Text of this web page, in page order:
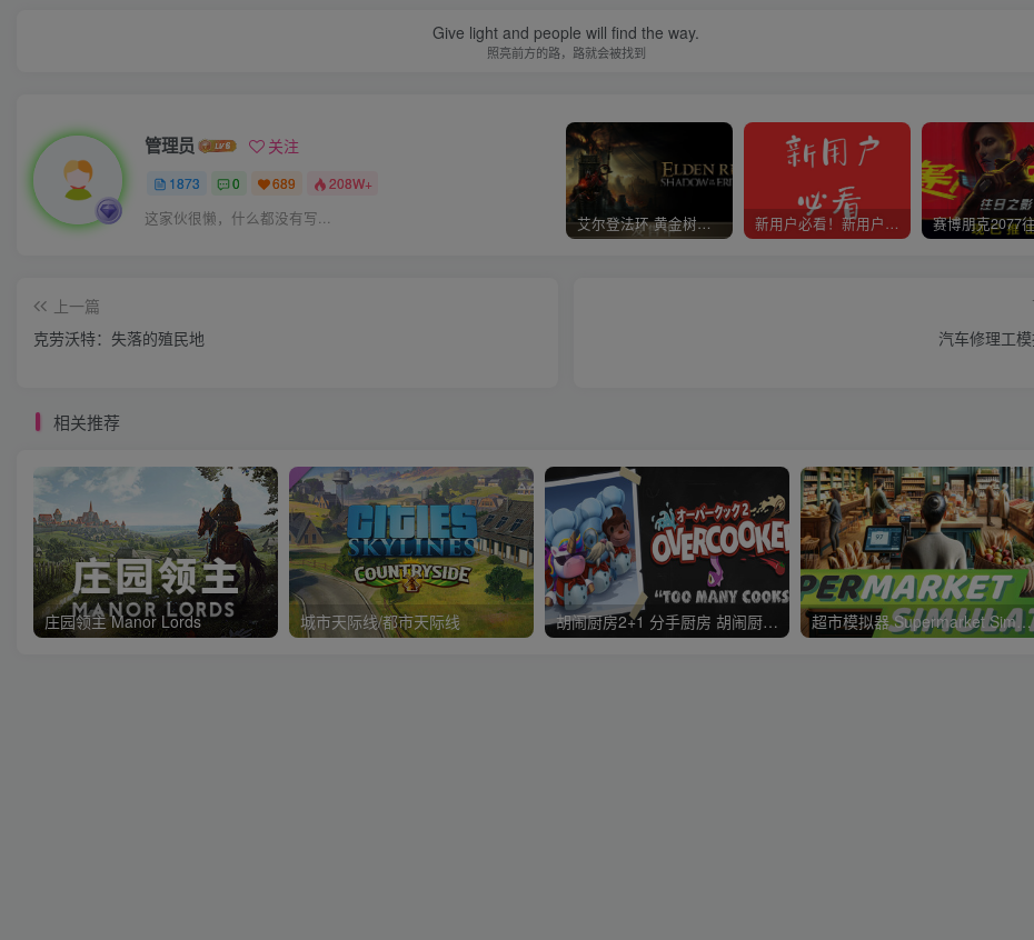
Give light and people will find the way.
照亮前方的路，路就会被找到
管理员 关注
1873 0 689 208W+
这家伙很懒，什么都没有写... 艾尔登法环 黄金树幽影 新用户必看！新用户必看！新用户必看！！！
上一篇
克劳沃特：失落的殖民地
汽车修理工
相关推荐
庄园领主 Manor Lords 城市天际线/都市天际线 胡闹厨房2+1 分手厨房 胡闹厨房：全都好吃 超市模拟器 Supermarket Simulator